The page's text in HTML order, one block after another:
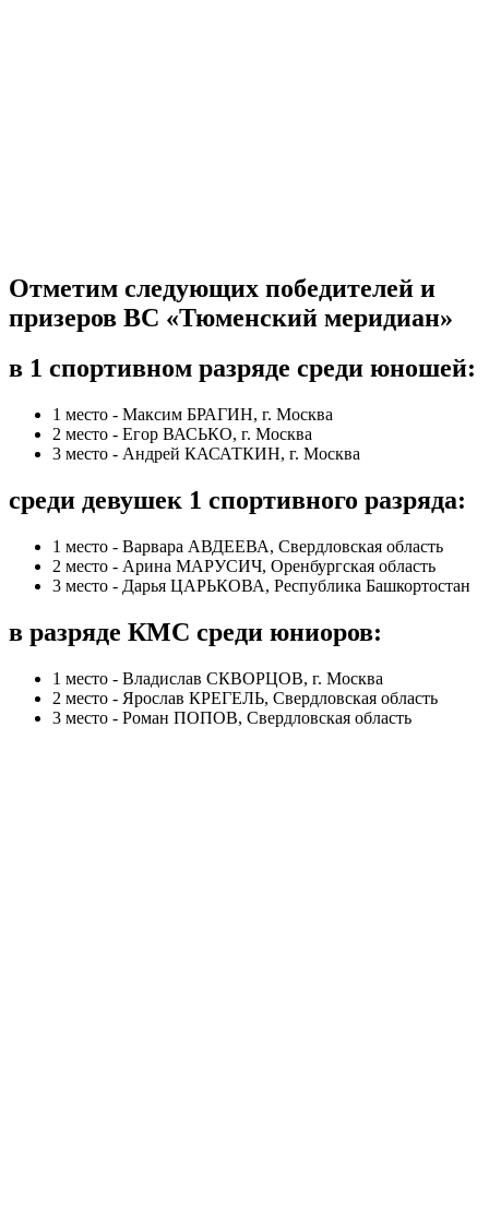
Отметим следующих победителей и
призеров ВС «Тюменский меридиан»
в 1 спортивном разряде среди юношей:
1 место - Максим БРАГИН, г. Москва
2 место - Егор ВАСЬКО, г. Москва
3 место - Андрей КАСАТКИН, г. Москва
среди девушек 1 спортивного разряда:
1 место - Варвара АВДЕЕВА, Свердловская область
2 место - Арина МАРУСИЧ, Оренбургская область
3 место - Дарья ЦАРЬКОВА, Республика Башкортостан
в разряде КМС среди юниоров:
1 место - Владислав СКВОРЦОВ, г. Москва
2 место - Ярослав КРЕГЕЛЬ, Свердловская область
3 место - Роман ПОПОВ, Свердловская область